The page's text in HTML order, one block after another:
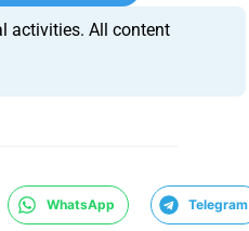
activities. All content
WhatsApp Telegram